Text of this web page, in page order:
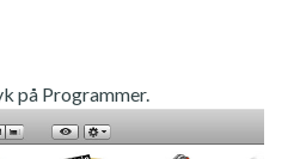
på Programmer.